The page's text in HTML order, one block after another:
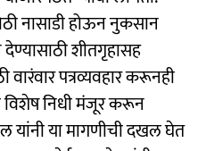
नासाडी होऊन नुकसान
शीतगृहासह
पत्रव्यवहार करूनही
विशेष निधी मंजूर करून
यांनी या मागणीची दखल घेत